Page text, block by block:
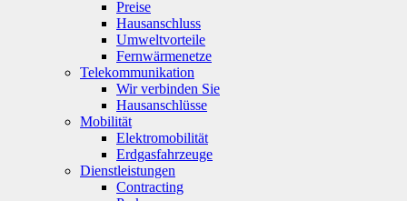
Preise
Hausanschluss
Umweltvorteile
Fernwärmenetze
Telekommunikation
Wir verbinden Sie
Hausanschlüsse
Mobilität
Elektromobilität
Erdgasfahrzeuge
Dienstleistungen
Contracting